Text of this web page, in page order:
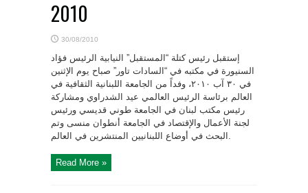
2010
30/08/2010
إستقبل رئيس كتلة “المستقبل” النيابية الرئيس فؤاد
السنيورة في مكتبه في “السادات تاور” صباح يوم ‏الإثنين
في ٣٠ آب ٢٠١٠، وفداً من الجامعة اللبنانية الثقافية في
العالم برئاسة الرئيس العالمي عيد ‏الشدراوي ومشاركة
رئيس مكتب لبنان في الجامعة طوني قديسي ورئيس
لجنة الأعمال والإقتصاد في ‏الجامعة أنطوان منسى وتم
البحث في أوضاع اللبنانيين المنتشرين في العالم.‎
Read More »